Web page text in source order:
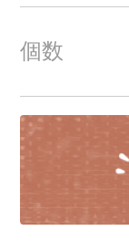
個数